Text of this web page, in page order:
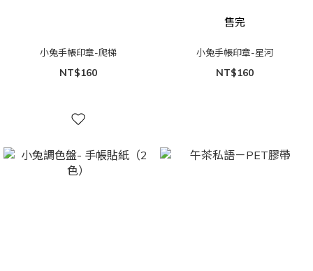
小兔手帳印章-爬梯
NT$160
售完
小兔手帳印章-星河
NT$160